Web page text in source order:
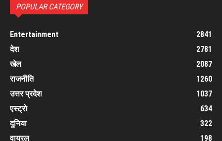
POPULAR CATEGORY
Entertainment
2841
देश
2781
खेल
2087
राजनीति
1260
उत्तर प्रदेश
1037
एस्ट्रो
634
दुनिया
322
वायरल
198